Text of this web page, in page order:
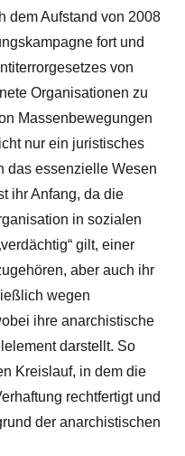
dem Aufstand von 2008
fort und
von
Organisationen zu
Massenbewegungen
nur ein juristisches
das essenzielle Wesen
ihr Anfang, da die
in sozialen
gilt, einer
aber auch ihr
wegen
ihre anarchistische
darstellt. So
Kreislauf, in dem die
rechtfertigt und
der anarchistischen